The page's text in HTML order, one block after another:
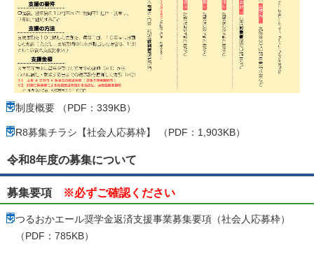
制度概要 （PDF：339KB）
R8募集チラシ【社会人応募枠】 （PDF：1,903KB）
令和8年度の募集について
募集要項 ※必ずご確認ください
つるおかエール奨学金返済支援事業募集要項（社会人応募枠）
（PDF：785KB）